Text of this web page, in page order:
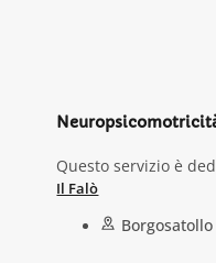
Questo servizio è
Il Falò
Borgosatollo